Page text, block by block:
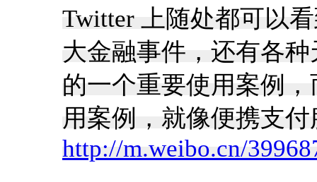
Twitter 上随处都可以
大金融事件，还有各
的一个重要使用案例
用案例，就像便携支付
http://m.weibo.cn/